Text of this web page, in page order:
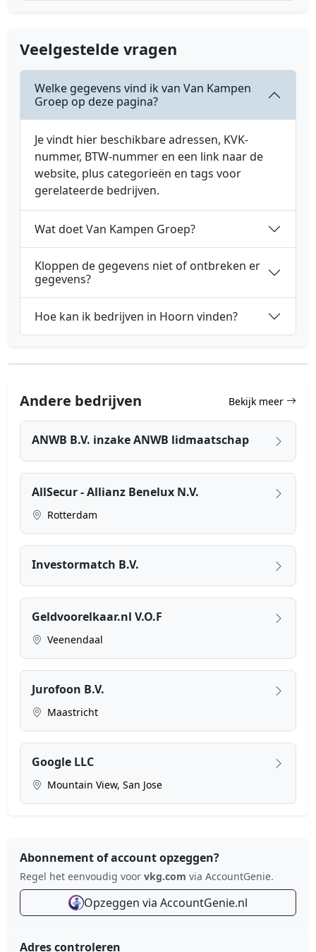
Veelgestelde vragen
Welke gegevens vind ik van Van Kampen
Groep op deze pagina?
Je vindt hier beschikbare adressen, KVK-
nummer, BTW-nummer en een link naar de
website, plus categorieën en tags voor
gerelateerde bedrijven.
Wat doet Van Kampen Groep?
Kloppen de gegevens niet of ontbreken er
gegevens?
Hoe kan ik bedrijven in Hoorn vinden?
Andere bedrijven Bekijk meer
ANWB B.V. inzake ANWB lidmaatschap
AllSecur - Allianz Benelux N.V.
Rotterdam
Investormatch B.V.
Geldvoorelkaar.nl V.O.F
Veenendaal
Jurofoon B.V.
Maastricht
Google LLC
Mountain View, San Jose
Abonnement of account opzeggen?
Regel het eenvoudig voor vkg.com via AccountGenie.
Opzeggen via AccountGenie.nl
Adres controleren